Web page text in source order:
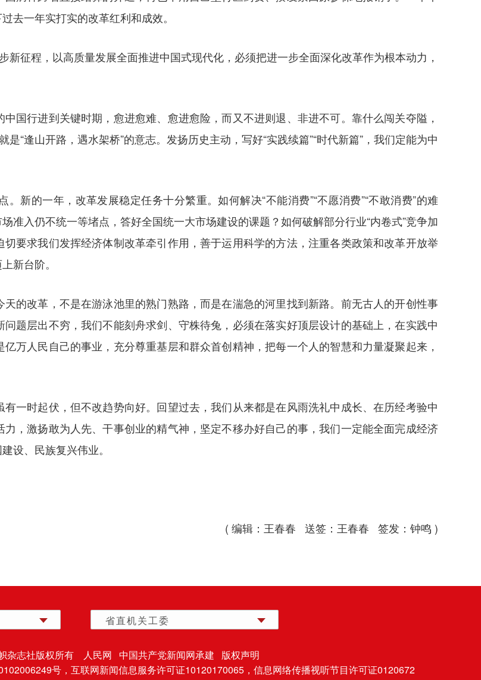
去一年实打实的改革红利和成效。
征程，以高质量发展全面推进中国式现代化，必须把进一步全面深化改革作为根本动力，
行进到关键时期，愈进愈难、愈进愈险，而又不进则退、非进不可。靠什么闯关夺隘，
“逢山开路，遇水架桥”的意志。发扬历史主动，写好“实践续篇”“时代新篇”，我们定能为中
的一年，改革发展稳定任务十分繁重。如何解决“不能消费”“不愿消费”“不敢消费”的难
准入仍不统一等堵点，答好全国统一大市场建设的课题？如何破解部分行业“内卷式”竞争加
要求我们发挥经济体制改革牵引作用，善于运用科学的方法，注重各类政策和改革开放举
新台阶。
改革，不是在游泳池里的熟门熟路，而是在湍急的河里找到新路。前无古人的开创性事
题层出不穷，我们不能刻舟求剑、守株待兔，必须在落实好顶层设计的基础上，在实践中
万人民自己的事业，充分尊重基层和群众首创精神，把每一个人的智慧和力量凝聚起来，
时起伏，但不改趋势向好。回望过去，我们从来都是在风雨洗礼中成长、在历经考验中
，激扬敢为人先、干事创业的精气神，坚定不移办好自己的事，我们一定能全面完成经济
设、民族复兴伟业。
( 编辑：王春春 送签：王春春 签发：钟鸣 )
省直机关工委
杂志社版权所有 人民网 中国共产党新闻网承建 版权声明
号， 互联网新闻信息服务许可证10120170065， 信息网络传播视听节目许可证0120672